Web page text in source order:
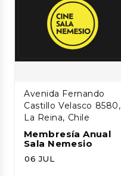
Avenida Fernando
Castillo Velasco 8580,
La Reina, Chile
Membresía Anual
Sala Nemesio
06 JUL